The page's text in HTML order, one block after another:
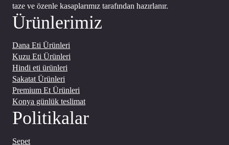
taze ve özenle kasaplarımız tarafından hazırlanır.
Ürünlerimiz
Dana Eti Ürünleri
Kuzu Eti Ürünleri
Hindi eti ürünleri
Sakatat Ürünleri
Premium Et Ürünleri
Konya günlük teslimat
Politikalar
Sepet